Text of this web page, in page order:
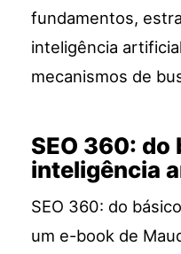
fundamentos,
inteligência
mecanismos de
SEO 360: do
inteligência
SEO 360: do
um e-book de